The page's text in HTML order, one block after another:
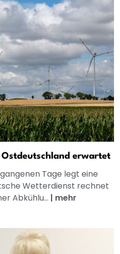
Ostdeutschland erwartet
Tage legt eine
Wetterdienst rechnet
Abkühlu... | mehr